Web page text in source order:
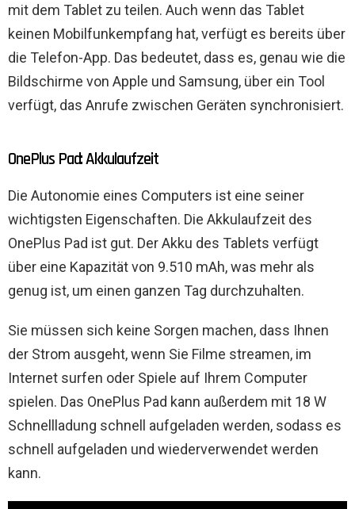
mit dem Tablet zu teilen. Auch wenn das Tablet
keinen Mobilfunkempfang hat, verfügt es bereits über
die Telefon-App. Das bedeutet, dass es, genau wie die
Bildschirme von Apple und Samsung, über ein Tool
verfügt, das Anrufe zwischen Geräten synchronisiert.
OnePlus Pad: Akkulaufzeit
Die Autonomie eines Computers ist eine seiner
wichtigsten Eigenschaften. Die Akkulaufzeit des
OnePlus Pad ist gut. Der Akku des Tablets verfügt
über eine Kapazität von 9.510 mAh, was mehr als
genug ist, um einen ganzen Tag durchzuhalten.
Sie müssen sich keine Sorgen machen, dass Ihnen
der Strom ausgeht, wenn Sie Filme streamen, im
Internet surfen oder Spiele auf Ihrem Computer
spielen. Das OnePlus Pad kann außerdem mit 18 W
Schnellladung schnell aufgeladen werden, sodass es
schnell aufgeladen und wiederverwendet werden
kann.